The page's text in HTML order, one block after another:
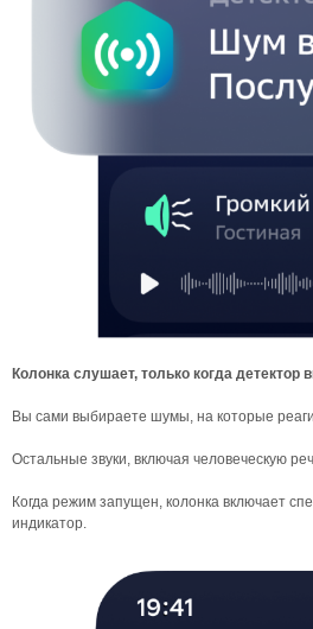
Колонка слушает, только когда детектор
Вы сами выбираете шумы, на которые
Остальные звуки, включая человеческую
Когда режим запущен, колонка включает
индикатор.